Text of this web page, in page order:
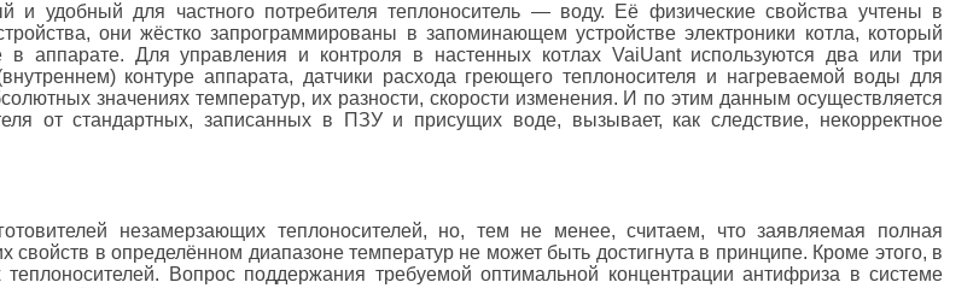
удобный для частного потребителя теплоноситель — воду. Её физические свойства учтены в
они жёстко запрограммированы в запоминающем устройстве электроники котла, который
аппарате. Для управления и контроля в настенных котлах VaiUant используются два или три
контуре аппарата, датчики расхода греющего теплоносителя и нагреваемой воды для
значениях температур, их разности, скорости изменения. И по этим данным осуществляется
от стандартных, записанных в ПЗУ и присущих воде, вызывает, как следствие, некорректное
незамерзающих теплоносителей, но, тем не менее, считаем, что заявляемая полная
свойств в определённом диапазоне температур не может быть достигнута в принципе. Кроме этого, в
Вопрос поддержания требуемой оптимальной концентрации антифриза в системе